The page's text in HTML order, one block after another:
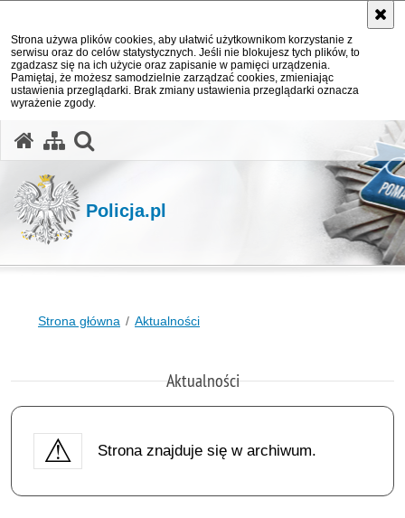
Strona używa plików cookies, aby ułatwić użytkownikom korzystanie z
serwisu oraz do celów statystycznych. Jeśli nie blokujesz tych plików, to
zgadzasz się na ich użycie oraz zapisanie w pamięci urządzenia.
Pamiętaj, że możesz samodzielnie zarządzać cookies, zmieniając
ustawienia przeglądarki. Brak zmiany ustawienia przeglądarki oznacza
wyrażenie zgody.
Policja.pl
Strona główna Aktualności
Aktualności
Strona znajduje się w archiwum.